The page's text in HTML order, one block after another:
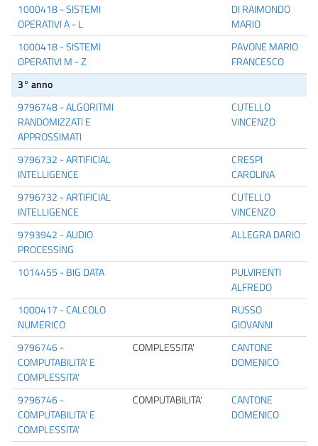
1000418 - SISTEMI
OPERATIVI A - L
DI RAIMONDO
MARIO
1000418 - SISTEMI
OPERATIVI M - Z
PAVONE MARIO
FRANCESCO
3° anno
9796748 - ALGORITMI
RANDOMIZZATI E
APPROSSIMATI
CUTELLO
VINCENZO
9796732 - ARTIFICIAL
INTELLIGENCE
CRESPI
CAROLINA
9796732 - ARTIFICIAL
INTELLIGENCE
CUTELLO
VINCENZO
9793942 - AUDIO
PROCESSING
ALLEGRA DARIO
1014455 - BIG DATA
PULVIRENTI
ALFREDO
1000417 - CALCOLO
NUMERICO
RUSSO
GIOVANNI
9796746 -
COMPUTABILITA' E
COMPLESSITA'
COMPLESSITA'
CANTONE
DOMENICO
9796746 -
COMPUTABILITA' E
COMPLESSITA'
COMPUTABILITA'
CANTONE
DOMENICO